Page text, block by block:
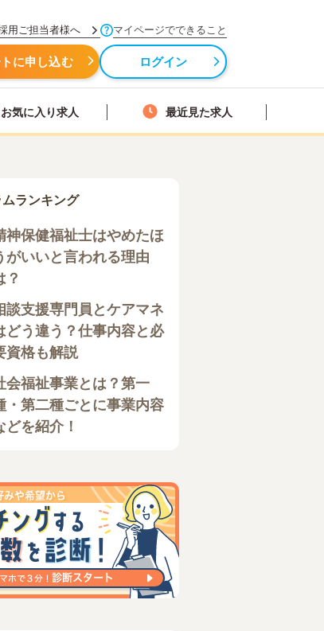
用ご担当者様へ マイページでできること
に申し込む ログイン
お気に入り求人 最近見た求人
ムランキング
神保健福祉士はやめたほ
がいいと言われる理由
？
談支援専門員とケアマネ
どう違う？仕事内容と必
資格も解説
会福祉事業とは？第一
・第二種ごとに事業内容
どを紹介！